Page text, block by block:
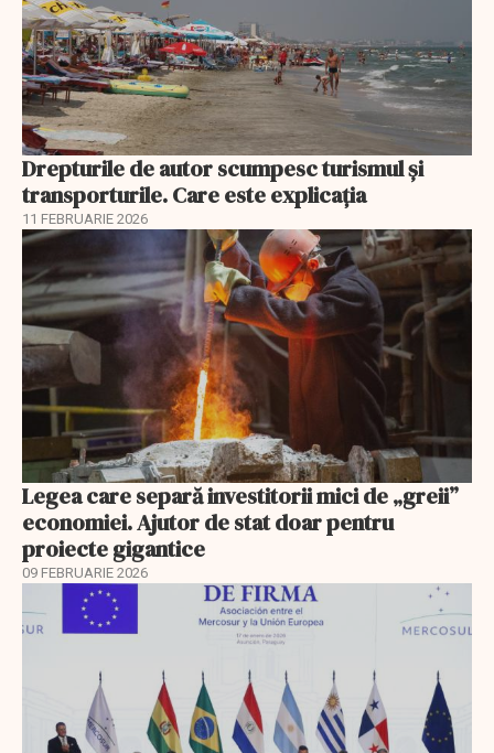
Drepturile de autor scumpesc turismul și
transporturile. Care este explicația
11 FEBRUARIE 2026
Legea care separă investitorii mici de „greii”
economiei. Ajutor de stat doar pentru
proiecte gigantice
09 FEBRUARIE 2026